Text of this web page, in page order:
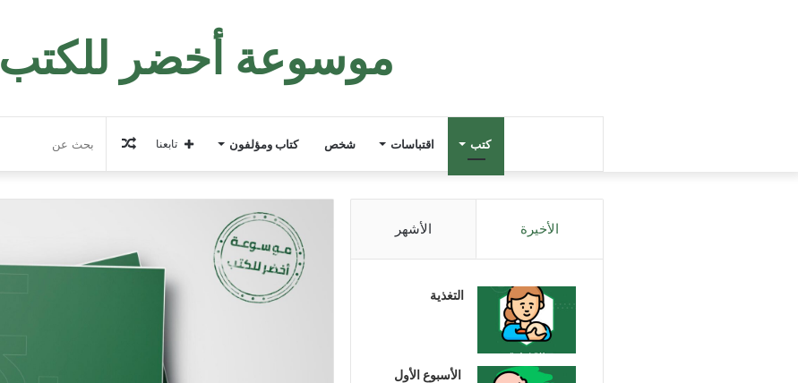
موسوعة أخضر للكتب
كتب اقتباسات شخص كتاب ومؤلفون مقال
عشوائي
تابعنا
الأخيرة الأشهر
التغذية
الأسبوع الأول